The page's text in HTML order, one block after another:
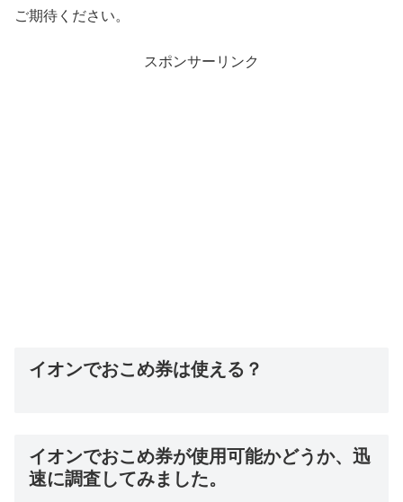
ご期待ください。
スポンサーリンク
イオンでおこめ券は使える？
イオンでおこめ券が使用可能かどうか、迅
速に調査してみました。